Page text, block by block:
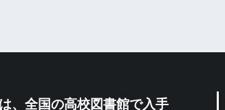
、全国の高校図書館で入手